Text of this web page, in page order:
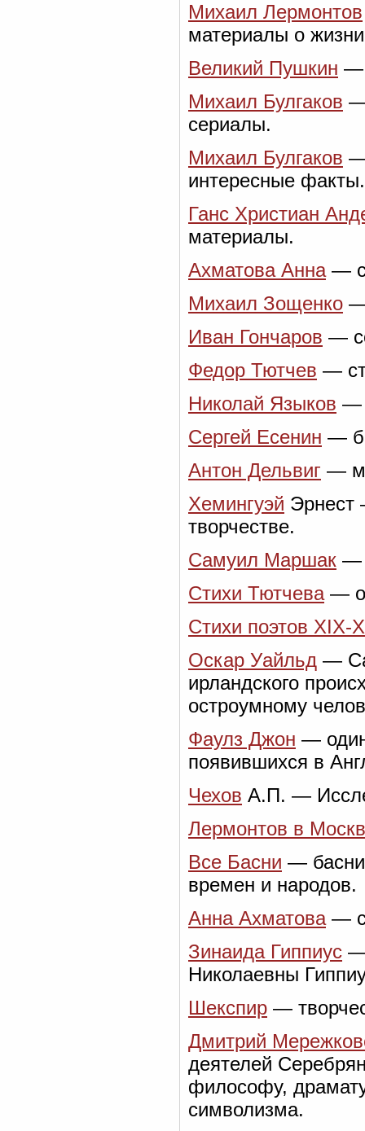
Михаил Лермонтов
материалы о
Великий Пушкин —
Михаил Булгаков —
сериалы.
Михаил Булгаков —
интересные факты.
Ганс Христиан
материалы.
Ахматова Анна—
Михаил Зощенко —
Иван Гончаров —
Федор Тютчев —
Николай Языков —
Сергей Есенин —
Антон Дельвиг —
Хемингуэй Эрнест
творчестве.
Самуил Маршак —
Стихи Тютчева—
Стихи поэтов XIX-
Оскар Уайльд —
ирландского
остроумному
Фаулз Джон —
появившихся в
Чехов А.П. —
Лермонтов в
Все Басни — басни
времен и народов.
Анна Ахматова—
Зинаида Гиппиус —
Николаевны
Шекспир —
Дмитрий
деятелей
философу,
символизма.